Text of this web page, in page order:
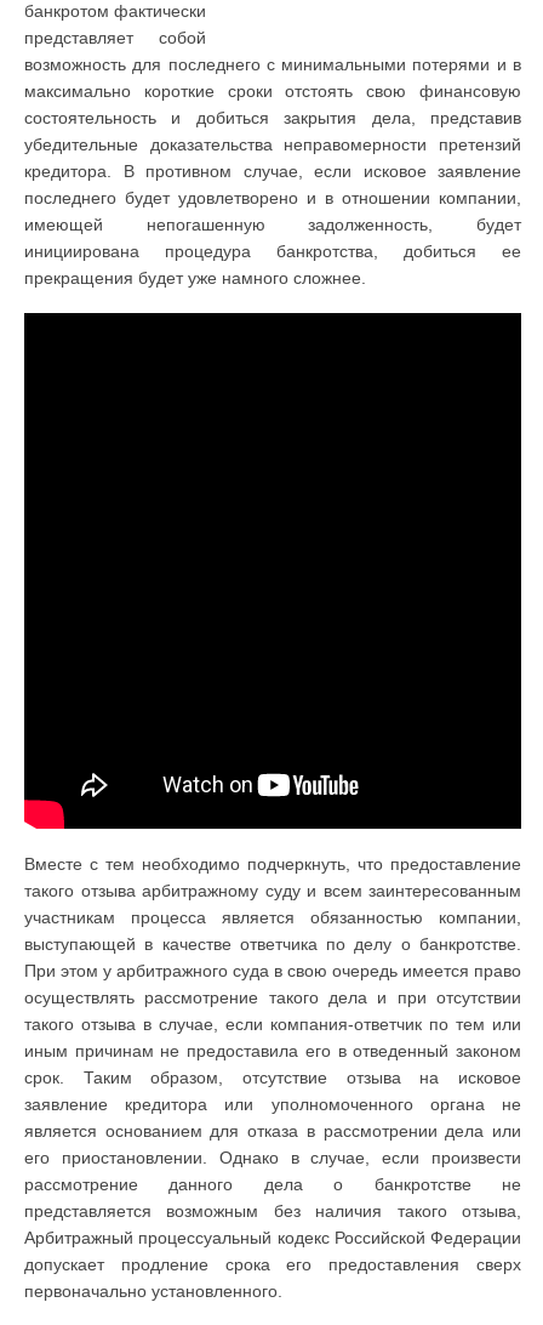
банкротом фактически
представляет собой
возможность для последнего с минимальными потерями и в
максимально короткие сроки отстоять свою финансовую
состоятельность и добиться закрытия дела, представив
убедительные доказательства неправомерности претензий
кредитора. В противном случае, если исковое заявление
последнего будет удовлетворено и в отношении компании,
имеющей непогашенную задолженность, будет
инициирована процедура банкротства, добиться ее
прекращения будет уже намного сложнее.
Вместе с тем необходимо подчеркнуть, что предоставление
такого отзыва арбитражному суду и всем заинтересованным
участникам процесса является обязанностью компании,
выступающей в качестве ответчика по делу о банкротстве.
При этом у арбитражного суда в свою очередь имеется право
осуществлять рассмотрение такого дела и при отсутствии
такого отзыва в случае, если компания-ответчик по тем или
иным причинам не предоставила его в отведенный законом
срок. Таким образом, отсутствие отзыва на исковое
заявление кредитора или уполномоченного органа не
является основанием для отказа в рассмотрении дела или
его приостановлении. Однако в случае, если произвести
рассмотрение данного дела о банкротстве не
представляется возможным без наличия такого отзыва,
Арбитражный процессуальный кодекс Российской Федерации
допускает продление срока его предоставления сверх
первоначально установленного.